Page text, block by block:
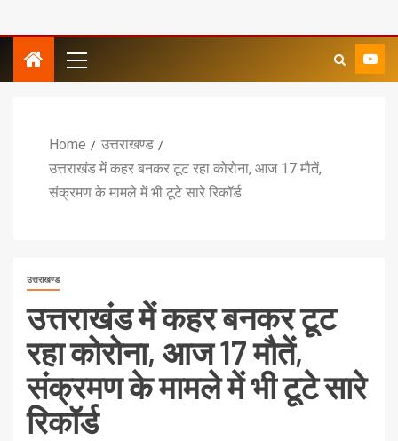
Home
उत्तराखण्ड
उत्तराखंड में कहर बनकर टूट रहा कोरोना, आज 17 मौतें,
संक्रमण के मामले में भी टूटे सारे रिकॉर्ड
उत्तराखण्ड
उत्तराखंड में कहर बनकर टूट
रहा कोरोना, आज 17 मौतें,
संक्रमण के मामले में भी टूटे सारे
रिकॉर्ड